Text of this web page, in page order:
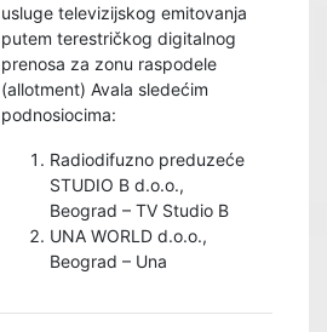
usluge televizijskog emitovanja
putem terestričkog digitalnog
prenosa za zonu raspodele
(allotment) Avala sledećim
podnosiocima:
Radiodifuzno preduzeće
STUDIO B d.o.o.,
Beograd – TV Studio B
UNA WORLD d.o.o.,
Beograd – Una